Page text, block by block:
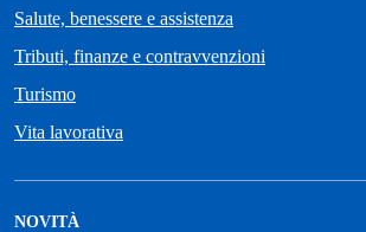
Salute, benessere e assistenza
Tributi, finanze e contravvenzioni
Turismo
Vita lavorativa
NOVITÀ